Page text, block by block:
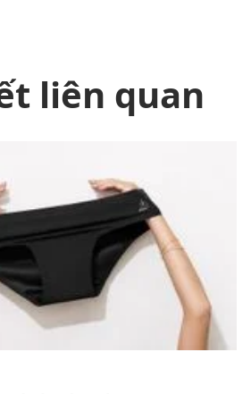
liên quan